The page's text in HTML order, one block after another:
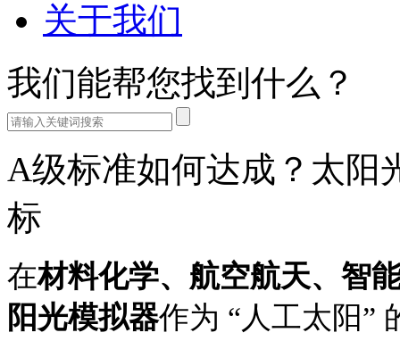
关于我们
我们能帮您找到什么？
A级标准如何达成？太阳
标
在材料化学、航空航天、智
阳光模拟器作为 “人工太阳”